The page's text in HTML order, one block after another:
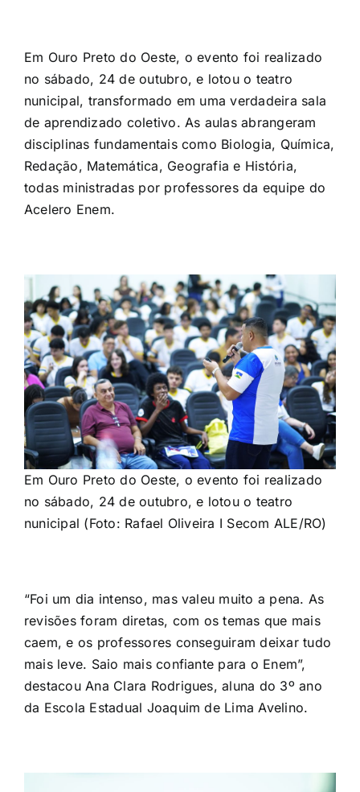
Em Ouro Preto do Oeste, o evento foi realizado
no sábado, 24 de outubro, e lotou o teatro
nunicipal, transformado em uma verdadeira sala
de aprendizado coletivo. As aulas abrangeram
disciplinas fundamentais como Biologia, Química,
Redação, Matemática, Geografia e História,
todas ministradas por professores da equipe do
Acelero Enem.
Em Ouro Preto do Oeste, o evento foi realizado
no sábado, 24 de outubro, e lotou o teatro
nunicipal (Foto: Rafael Oliveira I Secom ALE/RO)
“Foi um dia intenso, mas valeu muito a pena. As
revisões foram diretas, com os temas que mais
caem, e os professores conseguiram deixar tudo
mais leve. Saio mais confiante para o Enem”,
destacou Ana Clara Rodrigues, aluna do 3º ano
da Escola Estadual Joaquim de Lima Avelino.